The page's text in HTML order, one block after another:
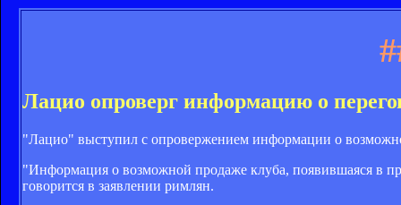
Лацио опроверг информацию о
"Лацио" выступил с опровержением информации о
"Информация о возможной продаже клуба, появившаяся в
говорится в заявлении римлян.